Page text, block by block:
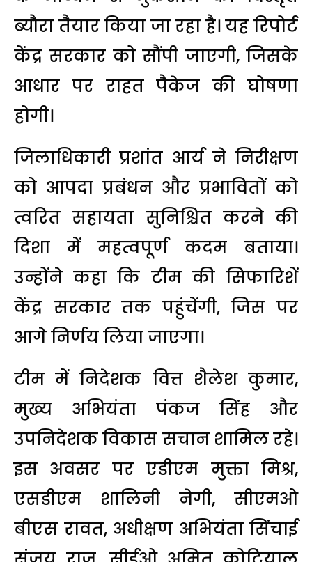
ब्यौरा तैयार किया जा रहा है। यह रिपोर्ट
केंद्र सरकार को सौंपी जाएगी, जिसके
आधार पर राहत पैकेज की घोषणा
होगी।
जिलाधिकारी प्रशांत आर्य ने निरीक्षण
को आपदा प्रबंधन और प्रभावितों को
त्वरित सहायता सुनिश्चित करने की
दिशा में महत्वपूर्ण कदम बताया।
उन्होंने कहा कि टीम की सिफारिशें
केंद्र सरकार तक पहुंचेंगी, जिस पर
आगे निर्णय लिया जाएगा।
टीम में निदेशक वित्त शैलेश कुमार,
मुख्य अभियंता पंकज सिंह और
उपनिदेशक विकास सचान शामिल रहे।
इस अवसर पर एडीएम मुक्ता मिश्र,
एसडीएम शालिनी नेगी, सीएमओ
बीएस रावत, अधीक्षण अभियंता सिंचाई